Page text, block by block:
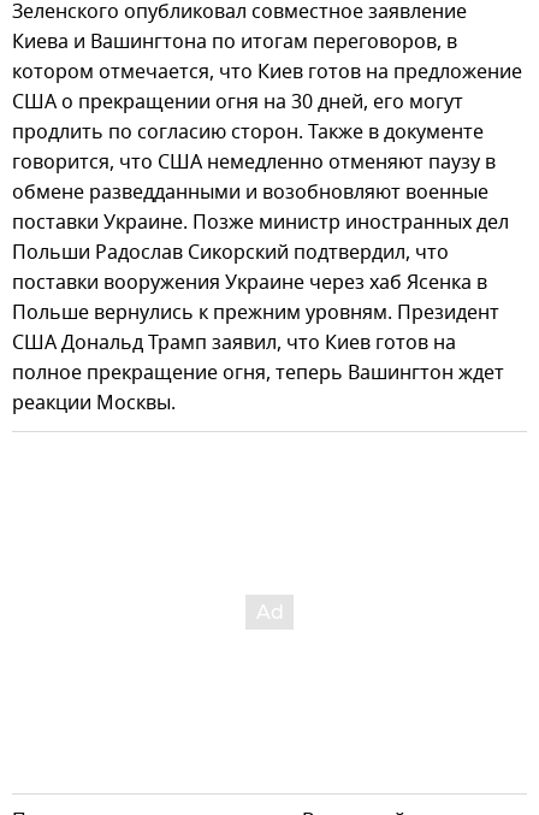
Зеленского опубликовал совместное заявление
Киева и Вашингтона по итогам переговоров, в
котором отмечается, что Киев готов на предложение
США о прекращении огня на 30 дней, его могут
продлить по согласию сторон. Также в документе
говорится, что США немедленно отменяют паузу в
обмене разведданными и возобновляют военные
поставки Украине. Позже министр иностранных дел
Польши Радослав Сикорский подтвердил, что
поставки вооружения Украине через хаб Ясенка в
Польше вернулись к прежним уровням. Президент
США Дональд Трамп заявил, что Киев готов на
полное прекращение огня, теперь Вашингтон ждет
реакции Москвы.